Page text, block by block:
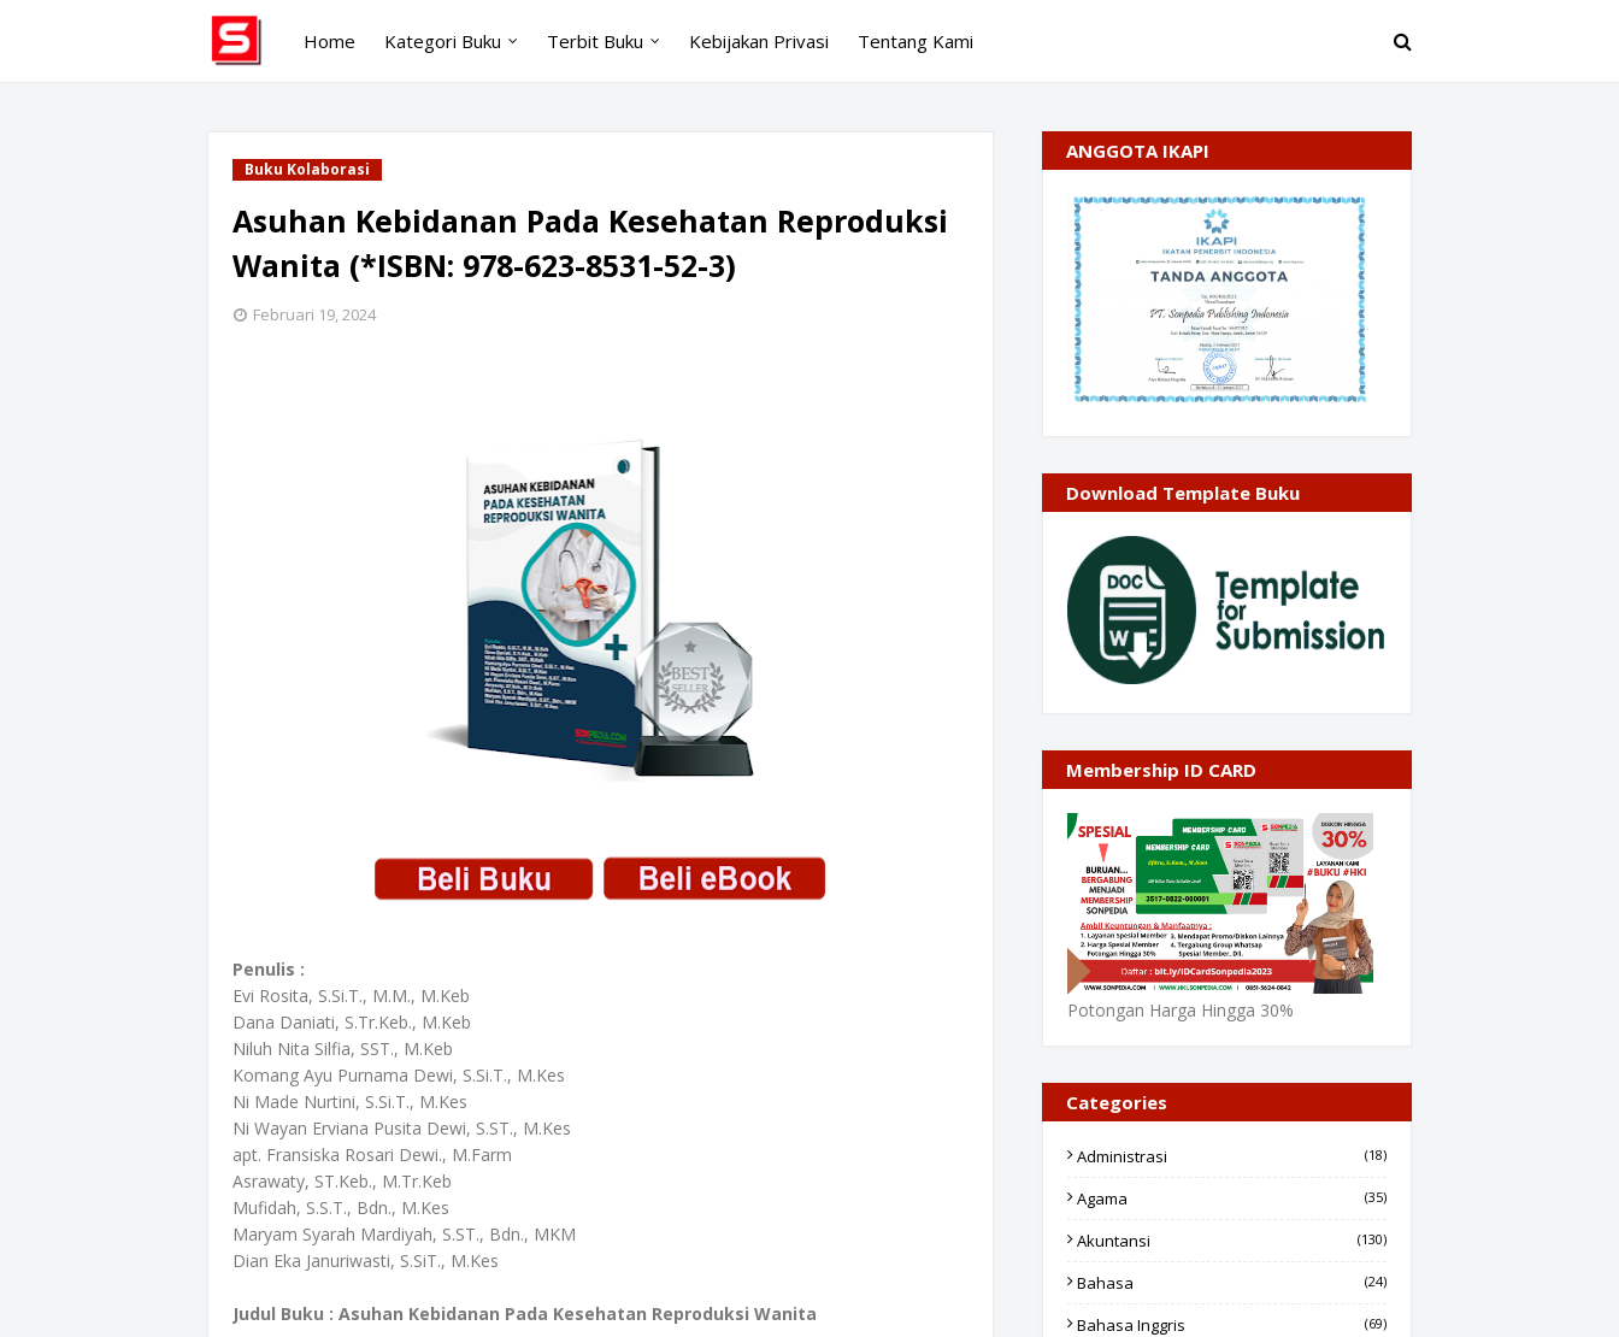
Home Kategori Buku Terbit Buku Kebijakan Privasi Tentang Kami
Buku Kolaborasi
Asuhan Kebidanan Pada Kesehatan Reproduksi
Wanita (*ISBN: 978-623-8531-52-3)
Februari 19, 2024
Penulis :
Evi Rosita, S.Si.T., M.M., M.Keb
Dana Daniati, S.Tr.Keb., M.Keb
Niluh Nita Silfia, SST., M.Keb
Komang Ayu Purnama Dewi, S.Si.T., M.Kes
Ni Made Nurtini, S.Si.T., M.Kes
Ni Wayan Erviana Pusita Dewi, S.ST., M.Kes
apt. Fransiska Rosari Dewi., M.Farm
Asrawaty, ST.Keb., M.Tr.Keb
Mufidah, S.S.T., Bdn., M.Kes
Maryam Syarah Mardiyah, S.ST., Bdn., MKM
Dian Eka Januriwasti, S.SiT., M.Kes
Judul Buku : Asuhan Kebidanan Pada Kesehatan Reproduksi Wanita
ANGGOTA IKAPI
Download Template Buku
Membership ID CARD
Potongan Harga Hingga 30%
Categories
Administrasi (18)
Agama (35)
Akuntansi (130)
Bahasa (24)
Bahasa Inggris (69)